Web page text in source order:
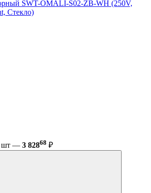
SWT-OMALI-S02-ZB-WH (250V,
Стекло)
шт — 3 82868 ₽